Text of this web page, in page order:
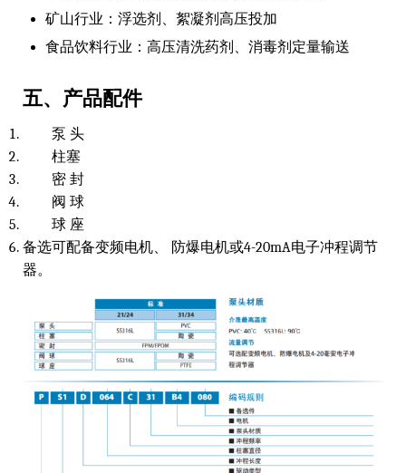
矿山行业：浮选剂、絮凝剂高压投加
食品饮料行业：高压清洗药剂、消毒剂定量输送
五、产品配件
泵 头
柱塞
密 封
阀 球
球 座
备选可配备变频电机、 防爆电机或4-20mA电子冲程调节
器。